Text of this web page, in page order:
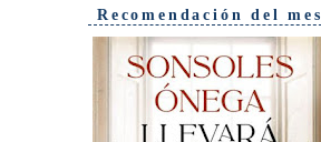
Recomendación del mes